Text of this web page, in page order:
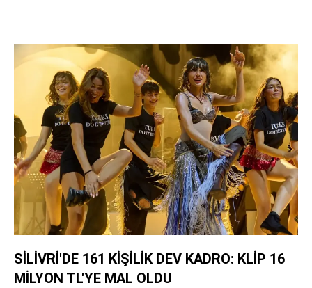
SİLİVRİ'DE 161 KİŞİLİK DEV KADRO: KLİP 16
MİLYON TL'YE MAL OLDU